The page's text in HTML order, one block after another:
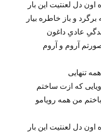
دل لعنتیت این بار
و باز خاطره بیار
عادیِ داغون
آروم و آروم
تنهایی
که ازت ساختم
من همه رویامو
دل لعنتیت این بار